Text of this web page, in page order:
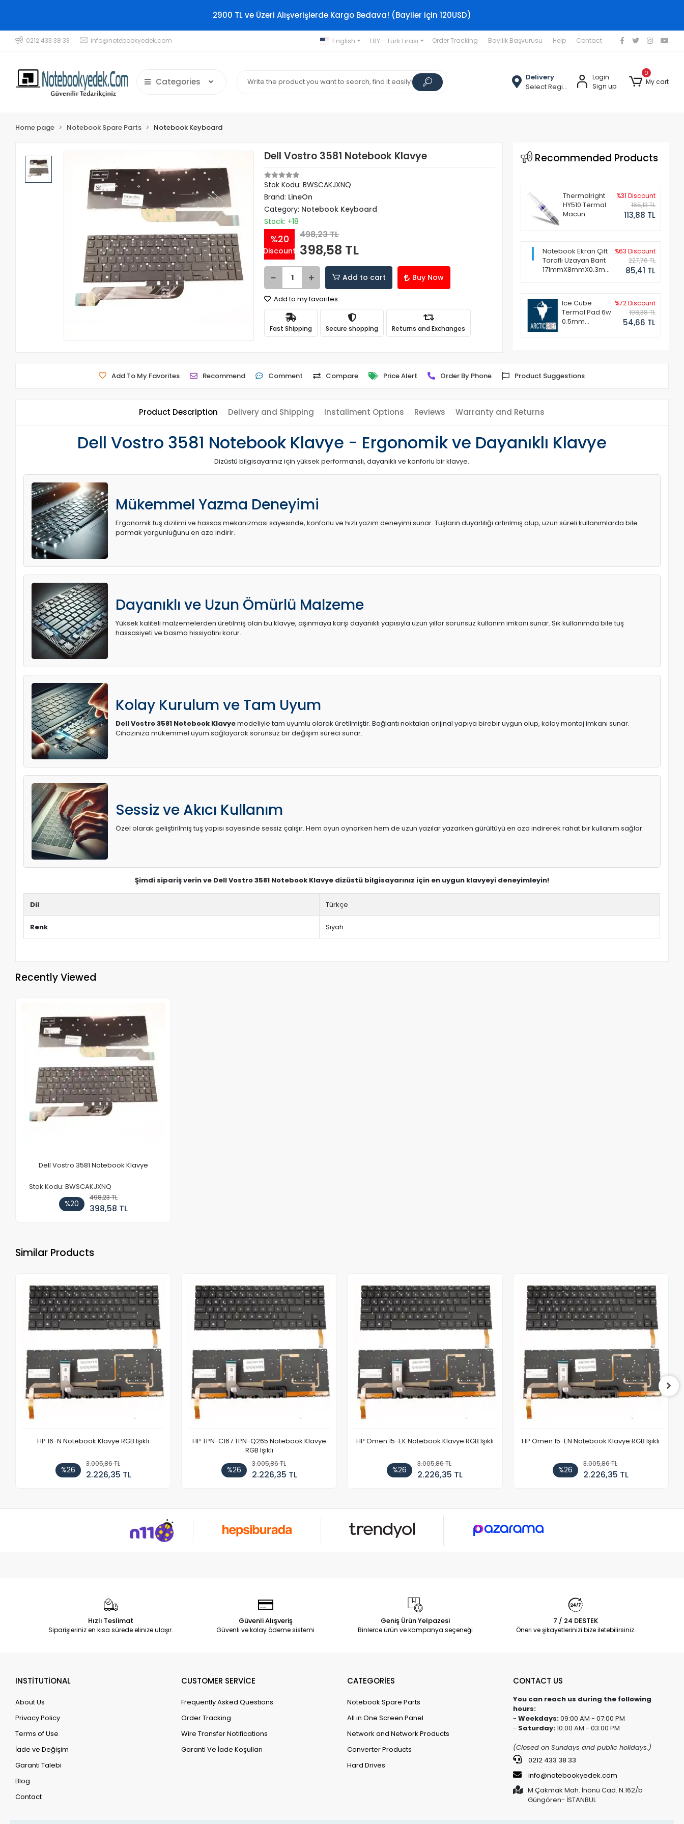
2900 TL ve Üzeri Alışverişlerde Kargo Bedava! (Bayiler için 120USD)
0212 433 38 33 info@notebookyedek.com English TRY - Türk Lirası Order Tracking Bayilik Başvurusu Help Contact
Categories
Delivery
Select Region
Login
Sign up
0
My cart
Home page Notebook Spare Parts Notebook Keyboard
Dell Vostro 3581 Notebook Klavye
Stok Kodu: BWSCAKJXNQ
Brand: LineOn
Category: Notebook Keyboard
Stock: +18
%20
Discount
498,23 TL
398,58 TL
Add to cart Buy Now
Add to my favorites
Fast Shipping Secure shopping Returns and Exchanges
Recommended Products
Thermalright
HY510 Termal
Macun
%31 Discount
165,13 TL
113,88 TL
Notebook Ekran Çift
Taraflı Uzayan Bant
171mmX8mmX0.3mm
%63 Discount
227,76 TL
85,41 TL
Ice Cube
Termal Pad 6w
0.5mm
%72 Discount
198,38 TL
54,66 TL
Add To My Favorites Recommend Comment Compare Price Alert Order By Phone Product Suggestions
Product Description Delivery and Shipping Installment Options Reviews Warranty and Returns
Dell Vostro 3581 Notebook Klavye - Ergonomik ve Dayanıklı Klavye
Dizüstü bilgisayarınız için yüksek performanslı, dayanıklı ve konforlu bir klavye.
Mükemmel Yazma Deneyimi
Ergonomik tuş dizilimi ve hassas mekanizması sayesinde, konforlu ve hızlı yazım deneyimi sunar. Tuşların duyarlılığı artırılmış olup, uzun süreli kullanımlarda bile
parmak yorgunluğunu en aza indirir.
Dayanıklı ve Uzun Ömürlü Malzeme
Yüksek kaliteli malzemelerden üretilmiş olan bu klavye, aşınmaya karşı dayanıklı yapısıyla uzun yıllar sorunsuz kullanım imkanı sunar. Sık kullanımda bile tuş
hassasiyeti ve basma hissiyatını korur.
Kolay Kurulum ve Tam Uyum
Dell Vostro 3581 Notebook Klavyemodeliyle tam uyumlu olarak üretilmiştir. Bağlantı noktaları orijinal yapıya birebir uygun olup, kolay montaj imkanı sunar.
Cihazınıza mükemmel uyum sağlayarak sorunsuz bir değişim süreci sunar.
Sessiz ve Akıcı Kullanım
Özel olarak geliştirilmiş tuş yapısı sayesinde sessiz çalışır. Hem oyun oynarken hem de uzun yazılar yazarken gürültüyü en aza indirerek rahat bir kullanım sağlar.
Şimdi sipariş verin ve Dell Vostro 3581 Notebook Klavye dizüstü bilgisayarınız için en uygun klavyeyi deneyimleyin!
Dil Türkçe
Renk Siyah
Recently Viewed
Dell Vostro 3581 Notebook Klavye
Stok Kodu: BWSCAKJXNQ
%20
498,23 TL
398,58 TL
Similar Products
HP 16-N Notebook Klavye RGB Işıklı
%26
3.005,86 TL
2.226,35 TL
HP TPN-C167 TPN-Q265 Notebook Klavye
RGB Işıklı
%26
3.005,86 TL
2.226,35 TL
HP Omen 15-EK Notebook Klavye RGB Işıklı
%26
3.005,86 TL
2.226,35 TL
HP Omen 15-EN Notebook Klavye RGB Işıklı
%26
3.005,86 TL
2.226,35 TL
Hızlı Teslimat
Siparişleriniz en kısa sürede elinize ulaşır.
Güvenli Alışveriş
Güvenli ve kolay ödeme sistemi
Geniş Ürün Yelpazesi
Binlerce ürün ve kampanya seçeneği
7 / 24 DESTEK
Öneri ve şikayetlerinizi bize iletebilirsiniz.
INSTİTUTİONAL
About Us
Privacy Policy
Terms of Use
İade ve Değişim
Garanti Talebi
Blog
Contact
CUSTOMER SERVİCE
Frequently Asked Questions
Order Tracking
Wire Transfer Notifications
Garanti Ve İade Koşulları
CATEGORİES
Notebook Spare Parts
All in One Screen Panel
Network and Network Products
Converter Products
Hard Drives
CONTACT US
You can reach us during the following
hours:
- Weekdays:09:00 AM - 07:00 PM
- Saturday:10:00 AM - 03:00 PM
(Closed on Sundays and public holidays.)
0212 433 38 33
info@notebookyedek.com
M.Çakmak Mah. İnönü Cad. N.162/b
Güngören- İSTANBUL